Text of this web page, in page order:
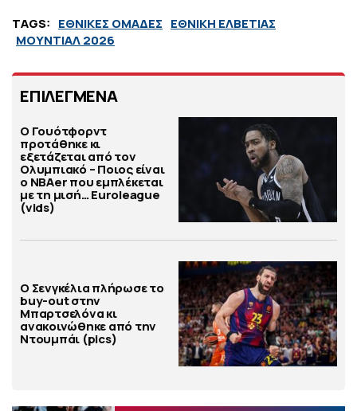
TAGS: ΕΘΝΙΚΕΣ ΟΜΑΔΕΣ ΕΘΝΙΚΗ ΕΛΒΕΤΙΑΣ
ΜΟΥΝΤΙΑΛ 2026
ΕΠΙΛΕΓΜΕΝΑ
Ο Γουότφορντ
προτάθηκε κι
εξετάζεται από τον
Ολυμπιακό – Ποιος είναι
ο ΝΒΑer που εμπλέκεται
με τη μισή… Euroleague
(vids)
Ο Σενγκέλια πλήρωσε το
buy-out στην
Μπαρτσελόνα κι
ανακοινώθηκε από την
Ντουμπάι (pics)